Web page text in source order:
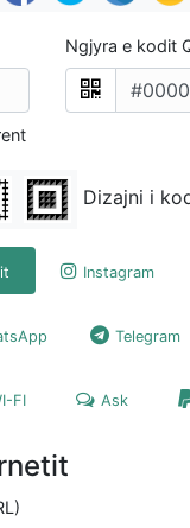
Ngjyra e kodit
Dizajni i
Instagram
Telegram
FI Ask